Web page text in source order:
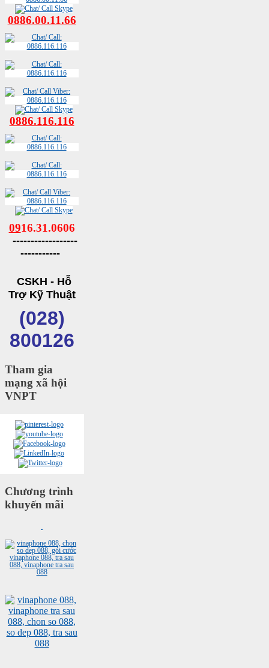
0886.00.11.66
0886.116.116
0916.31.0606
------------------
-----------
CSKH - Hỗ
Trợ Kỹ Thuật
(028)
800126
Tham gia
mạng xã hội
VNPT
Chương trình
khuyến mãi